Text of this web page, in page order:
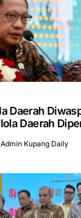
Daerah
Daerah
Admin Kupang Daily